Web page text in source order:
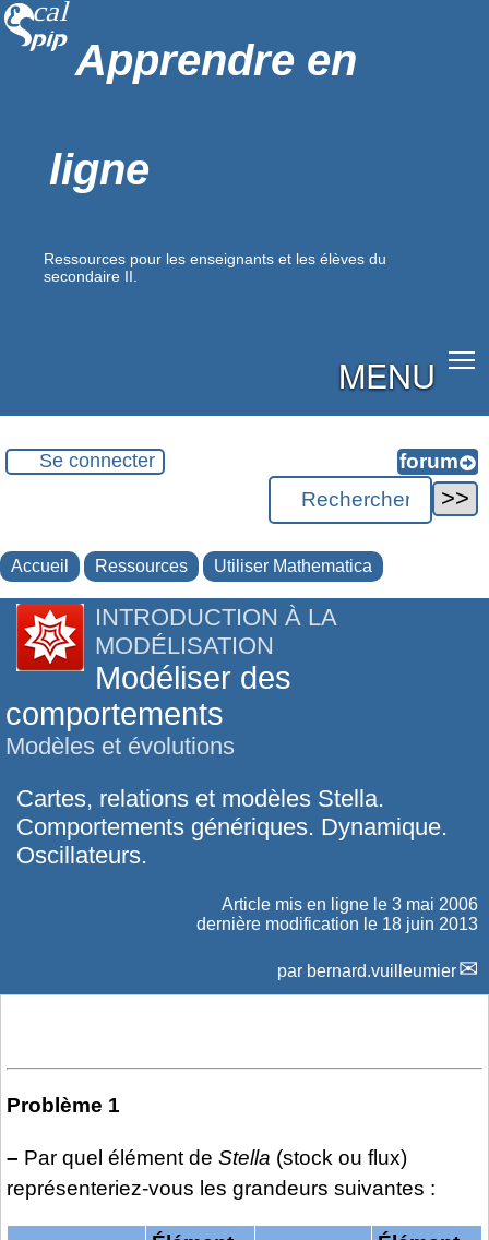
Apprendre en
ligne
Ressources pour les enseignants et les élèves du
secondaire II.
MENU
Se connecter
Accueil Ressources Utiliser Mathematica
INTRODUCTION À LA
MODÉLISATION
Modéliser des
comportements
Modèles et évolutions
Cartes, relations et modèles Stella.
Comportements génériques. Dynamique.
Oscillateurs.
Article mis en ligne le 3 mai 2006
dernière modification le 18 juin 2013
par bernard.vuilleumier
Problème 1
– Par quel élément de Stella (stock ou flux)
représenteriez-vous les grandeurs suivantes :